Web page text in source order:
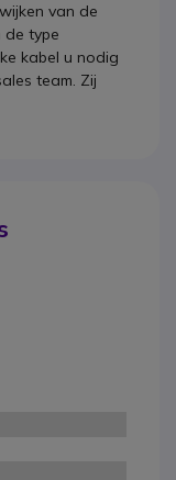
van de
de type
kabel u nodig
team. Zij